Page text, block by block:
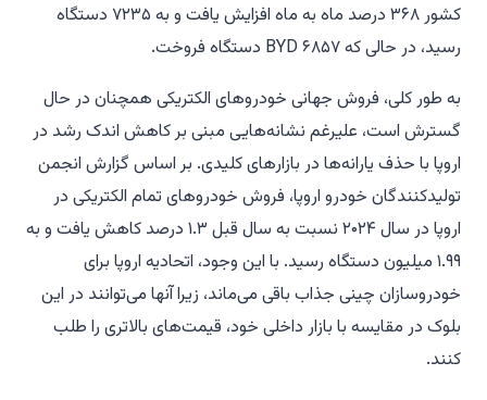
کشور ۳۶۸ درصد ماه به ماه افزایش یافت و به ۷۲۳۵ دستگاه
رسید، در حالی که BYD ۶۸۵۷ دستگاه فروخت.
به طور کلی، فروش جهانی خودروهای الکتریکی همچنان در حال
گسترش است، علیرغم نشانه‌هایی مبنی بر کاهش اندک رشد در
اروپا با حذف یارانه‌ها در بازارهای کلیدی. بر اساس گزارش انجمن
تولیدکنندگان خودرو اروپا، فروش خودروهای تمام الکتریکی در
اروپا در سال ۲۰۲۴ نسبت به سال قبل ۱.۳ درصد کاهش یافت و به
۱.۹۹ میلیون دستگاه رسید. با این وجود، اتحادیه اروپا برای
خودروسازان چینی جذاب باقی می‌ماند، زیرا آنها می‌توانند در این
بلوک در مقایسه با بازار داخلی خود، قیمت‌های بالاتری را طلب
کنند.